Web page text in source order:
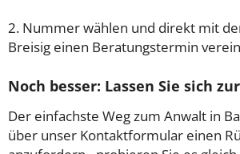
2. Nummer wählen und direkt mit
Breisig einen Beratungstermin
Noch besser: Lassen Sie sich
Der einfachste Weg zum Anwalt in
über unser Kontaktformular einen